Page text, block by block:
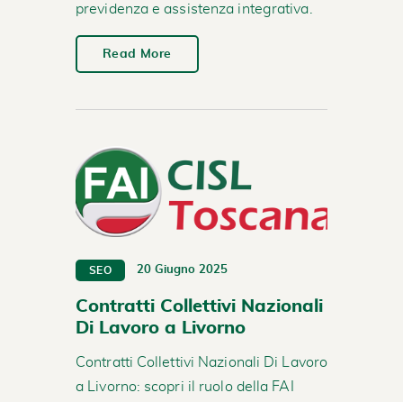
previdenza e assistenza integrativa.
Read More
SEO 20 Giugno 2025
Contratti Collettivi Nazionali
Di Lavoro a Livorno
Contratti Collettivi Nazionali Di Lavoro
a Livorno: scopri il ruolo della FAI